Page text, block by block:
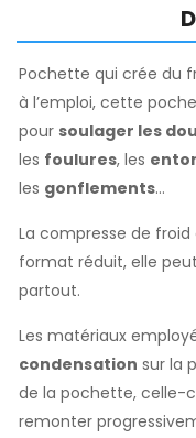
Pochette qui crée du
à l’emploi, cette
pour soulager les
les foulures, les
les gonflements…
La compresse de froid
format réduit, elle
partout.
Les matériaux
condensation sur la
de la pochette, celle-
remonter